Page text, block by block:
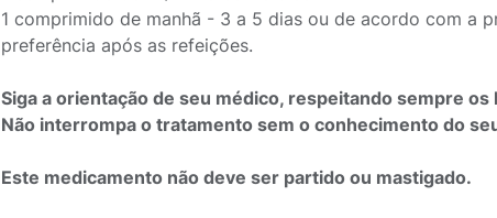
1 comprimido de manhã - 3 a 5 dias ou de acordo com a
preferência após as refeições.
Siga a orientação de seu médico, respeitando sempre
Não interrompa o tratamento sem o conhecimento do
Este medicamento não deve ser partido ou mastigado.